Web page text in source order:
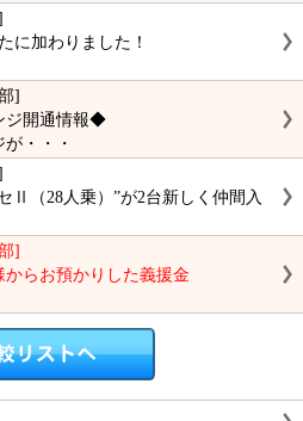
に加わりました！
]
ジ開通情報◆
・・・
Ⅱ（28人乗）”が2台新しく仲間入
]
らお預かりした義援金